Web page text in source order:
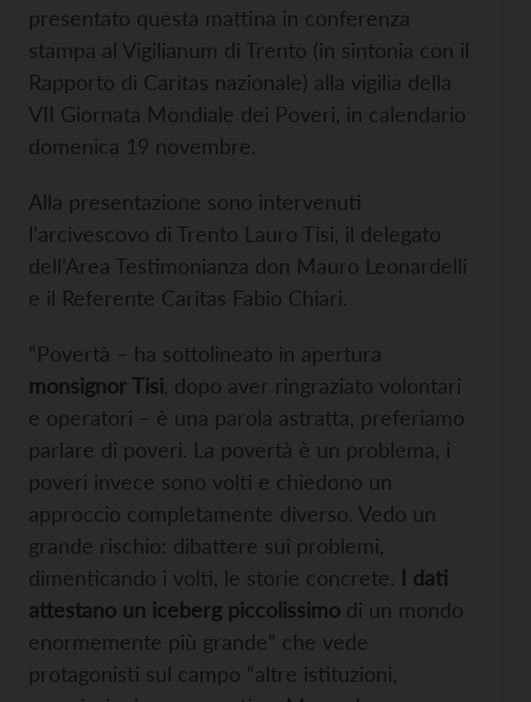
presentato questa mattina in conferenza
stampa al Vigilianum di Trento (in sintonia con il
Rapporto di Caritas nazionale) alla vigilia della
VII Giornata Mondiale dei Poveri, in calendario
domenica 19 novembre.
Alla presentazione sono intervenuti
l’arcivescovo di Trento Lauro Tisi, il delegato
dell’Area Testimonianza don Mauro Leonardelli
e il Referente Caritas Fabio Chiari.
“Povertà – ha sottolineato in apertura
monsignor Tisi , dopo aver ringraziato volontari
e operatori – è una parola astratta, preferiamo
parlare di poveri. La povertà è un problema, i
poveri invece sono volti e chiedono un
approccio completamente diverso. Vedo un
grande rischio: dibattere sui problemi,
dimenticando i volti, le storie concrete. I dati
attestano un iceberg piccolissimo di un mondo
enormemente più grande” che vede
protagonisti sul campo “altre istituzioni,